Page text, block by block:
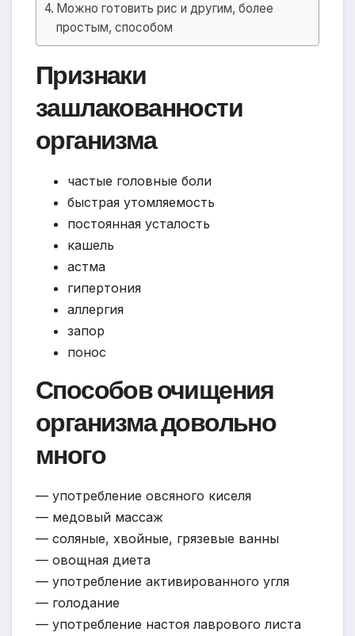
Можно готовить рис и другим, более
простым, способом
Признаки
зашлакованности
организма
частые головные боли
быстрая утомляемость
постоянная усталость
кашель
астма
гипертония
аллергия
запор
понос
Способов очищения
организма довольно
много
— употребление овсяного киселя
— медовый массаж
— соляные, хвойные, грязевые ванны
— овощная диета
— употребление активированного угля
— голодание
— употребление настоя лаврового листа